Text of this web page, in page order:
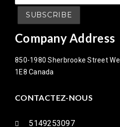
Company Address
850-1980 Sherbrooke Street
1E8 Canada
CONTACTEZ-NOUS
5149253097